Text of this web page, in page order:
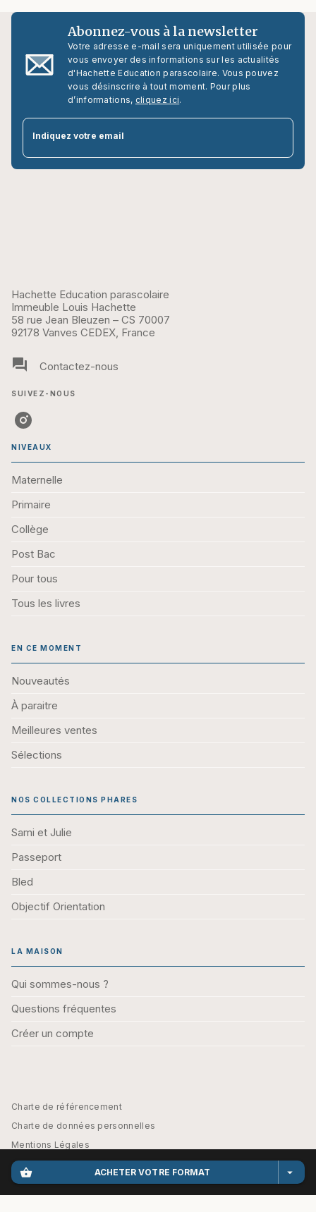
shopping_basket ACHETER VOTRE FORMAT arrow_drop_down
Abonnez-vous à la newsletter
Votre adresse e-mail sera uniquement utilisée pour
vous envoyer des informations sur les actualités
d'Hachette Education parascolaire. Vous pouvez
vous désinscrire à tout moment. Pour plus
d’informations, cliquez ici.
Indiquez votre email
Hachette Education parascolaire
Immeuble Louis Hachette
58 rue Jean Bleuzen – CS 70007
92178 Vanves CEDEX, France
question_answer Contactez-nous
SUIVEZ-NOUS
NIVEAUX
Maternelle
Primaire
Collège
Post Bac
Pour tous
Tous les livres
EN CE MOMENT
Nouveautés
À paraitre
Meilleures ventes
Sélections
NOS COLLECTIONS PHARES
Sami et Julie
Passeport
Bled
Objectif Orientation
LA MAISON
Qui sommes-nous ?
Questions fréquentes
Créer un compte
Charte de référencement
Charte de données personnelles
Mentions Légales
Engagement durable
CGU